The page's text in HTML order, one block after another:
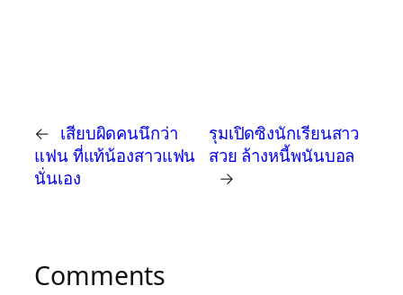
← เสียบผิดคนนึกว่า
แฟน ที่แท้น้องสาวแฟน
นั่นเอง
รุมเปิดซิงนักเรียนสาว
สวย ล้างหนี้พนันบอล
→
Comments